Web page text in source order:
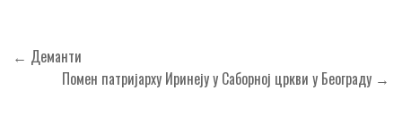
Кретање
чланка
← Деманти
Помен патријарху Иринеју у Саборној цркви у Београду →